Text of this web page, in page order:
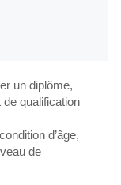
un diplôme,
qualification
d’âge,
de